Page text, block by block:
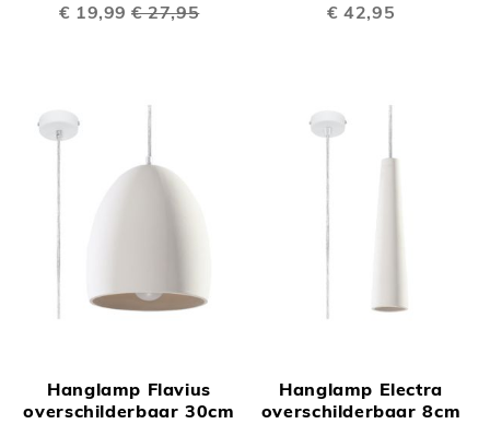
Speciale
€ 19,99 € 27,95
€ 42,95
Hanglamp Flavius
overschilderbaar 30cm
Hanglamp Electra
overschilderbaar 8cm